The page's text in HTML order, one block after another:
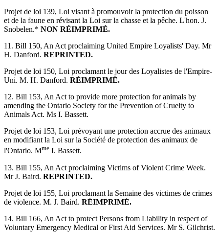
Projet de loi 139, Loi visant à promouvoir la protection du poisson
et de la faune en révisant la Loi sur la chasse et la pêche. L'hon. J.
Snobelen.* NON RÉIMPRIMÉ.
11. Bill 150, An Act proclaiming United Empire Loyalists' Day. Mr
H. Danford. REPRINTED.
Projet de loi 150, Loi proclamant le jour des Loyalistes de l'Empire-
Uni. M. H. Danford. RÉIMPRIMÉ.
12. Bill 153, An Act to provide more protection for animals by
amending the Ontario Society for the Prevention of Cruelty to
Animals Act. Ms I. Bassett.
Projet de loi 153, Loi prévoyant une protection accrue des animaux
en modifiant la Loi sur la Société de protection des animaux de
l'Ontario. Mme I. Bassett.
13. Bill 155, An Act proclaiming Victims of Violent Crime Week.
Mr J. Baird. REPRINTED.
Projet de loi 155, Loi proclamant la Semaine des victimes de crimes
de violence. M. J. Baird. RÉIMPRIMÉ.
14. Bill 166, An Act to protect Persons from Liability in respect of
Voluntary Emergency Medical or First Aid Services. Mr S. Gilchrist.